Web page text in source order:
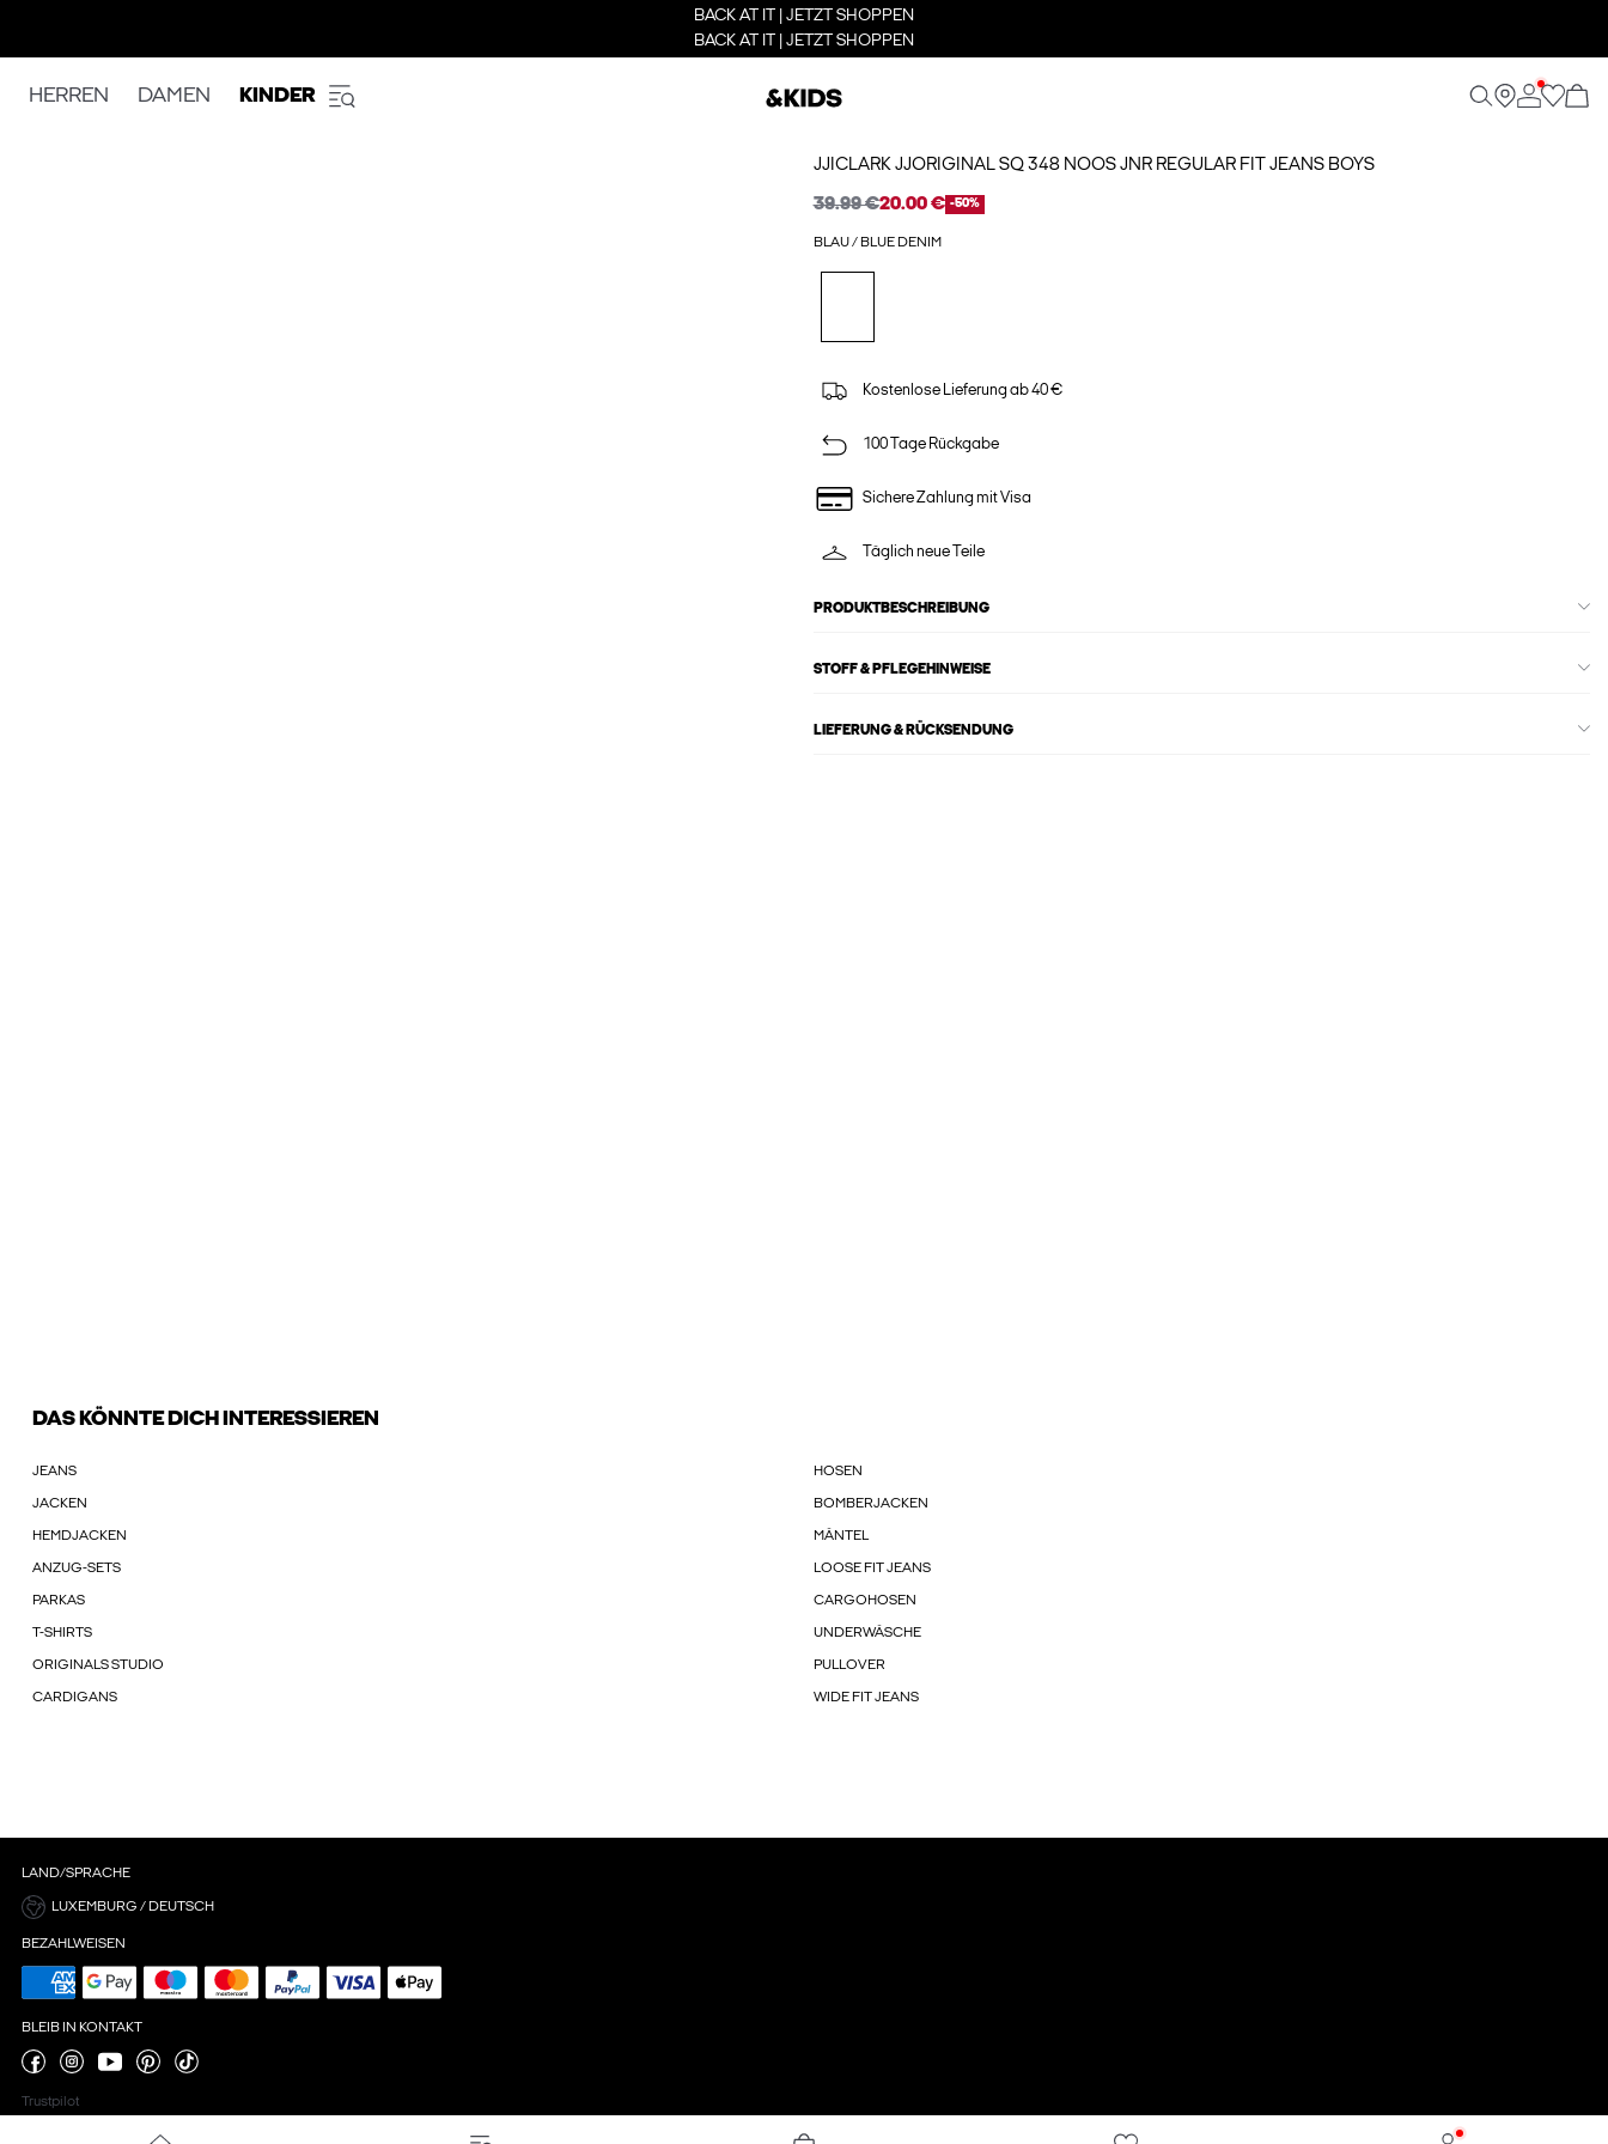
BACK AT IT | JETZT SHOPPEN
BACK AT IT | JETZT SHOPPEN
HERREN DAMEN KINDER
JJICLARK JJORIGINAL SQ 348 NOOS JNR REGULAR FIT JEANS BOYS
39.99 €20.00 € -50%
BLAU / BLUE DENIM
Kostenlose Lieferung ab 40 €
100 Tage Rückgabe
Sichere Zahlung mit Visa
Täglich neue Teile
PRODUKTBESCHREIBUNG
STOFF & PFLEGEHINWEISE
LIEFERUNG & RÜCKSENDUNG
DAS KÖNNTE DICH INTERESSIEREN
JEANS HOSEN
JACKEN BOMBERJACKEN
HEMDJACKEN MÄNTEL
ANZUG-SETS LOOSE FIT JEANS
PARKAS CARGOHOSEN
T-SHIRTS UNDERWÄSCHE
ORIGINALS STUDIO PULLOVER
CARDIGANS WIDE FIT JEANS
LAND/SPRACHE
LUXEMBURG / DEUTSCH
BEZAHLWEISEN
BLEIB IN KONTAKT
Trustpilot